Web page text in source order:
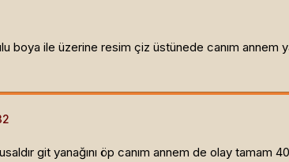
boya ile üzerine resim çiz üstünede canım annem
git yanağını öp canım annem de olay tamam